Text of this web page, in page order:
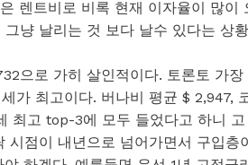
렌트비로 비록 현재 이자율이 많이
냥 날리는 것 보다 날수 있다는 상황
으로 가히 살인적이다. 토론토 가장
가 최고이다. 버나비 평균 $ 2,947,
최고 top-3에 모두 들었다고 하니 고
점이 내년으로 넘어가면서 구입층